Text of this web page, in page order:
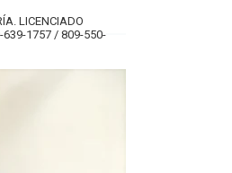
LICENCIADO
639-1757 / 809-550-